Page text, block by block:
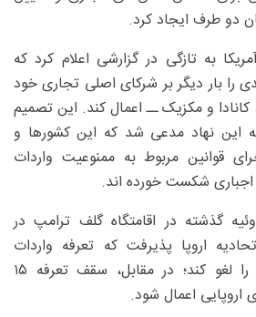
دو طرف ایجاد کرد.
به تازگی در گزارشی اعلام کرد که
تعرفه ۱۰ درصدی را بار دیگر بر شرکای اصلی تجاری خود
کانادا و مکزیک ــ اعمال کند. این تصمیم
این نهاد مدعی شد که این کشورها و
قوانین مربوط به ممنوعیت واردات
اجباری شکست خورده اند.
گذشته در اقامتگاه گلف ترامپ در
اروپا پذیرفت که تعرفه واردات
کالاهای صنعتی آمریکا را لغو کند؛ در مقابل، سقف تعرفه ۱۵
اروپایی اعمال شود.